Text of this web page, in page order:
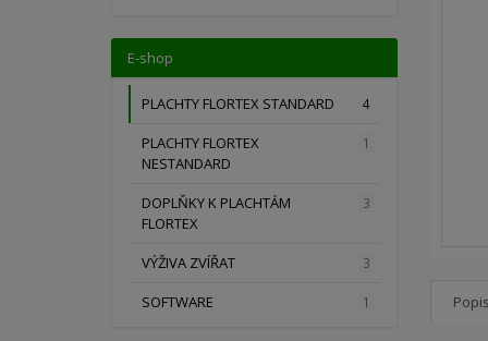
E-shop
PLACHTY FLORTEX STANDARD 4
PLACHTY FLORTEX
NESTANDARD
1
DOPLŇKY K PLACHTÁM
FLORTEX
3
VÝŽIVA ZVÍŘAT 3
SOFTWARE 1